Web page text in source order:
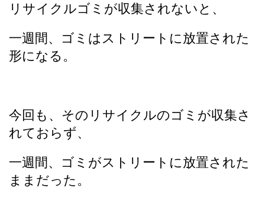
リサイクルゴミが収集されないと、
一週間、ゴミはストリートに放置された
形になる。
今回も、そのリサイクルのゴミが収集さ
れておらず、
一週間、ゴミがストリートに放置された
ままだった。